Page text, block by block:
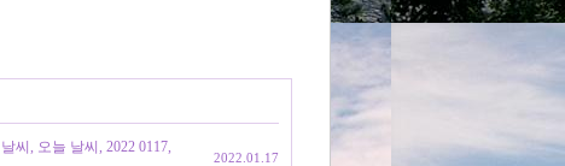
씨, 오늘 날씨, 2022 0117,
2022.01.17